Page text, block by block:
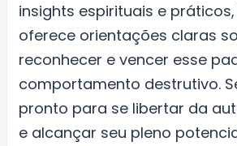
insights espirituais e
oferece orientações claras
reconhecer e vencer esse
comportamento destrutivo.
pronto para se libertar da
e alcançar seu pleno